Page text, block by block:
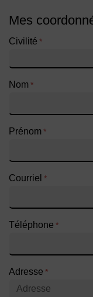
Mes
Civilité *
Nom *
Prénom *
Courriel *
Téléphone *
Adresse *